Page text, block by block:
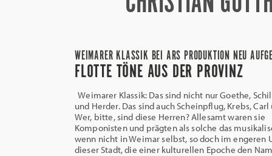
WEIMARER KLASSIK BEI ARS PRODUKTION NEU
FLOTTE TÖNE AUS DER PROVINZ
Weimarer Klassik: Das sind nicht nur Goethe,
und Herder. Das sind auch Scheinpflug, Krebs, Carl
Wer, bitte, sind diese Herren? Allesamt waren sie
Komponisten und prägten als solche das
wenn nicht in Weimar selbst, so doch im engeren
dieser Stadt, die einer kulturellen Epoche den